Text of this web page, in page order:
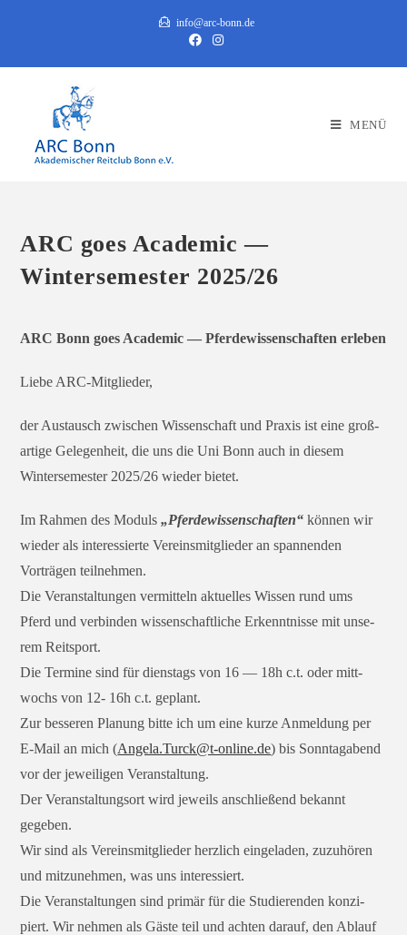
info@arc-bonn.de
MENÜ
ARC goes Academic —
Wintersemester 2025/26
ARC Bonn goes Academic — Pferdewissenschaften erleben
Liebe ARC-Mitglieder,
der Austausch zwi­schen Wissenschaft und Praxis ist eine groß­
ar­ti­ge Gelegenheit, die uns die Uni Bonn auch in die­sem
Wintersemester 2025/26 wie­der bietet.
Im Rahmen des Moduls„Pferdewissenschaften“ kön­nen wir
wie­der als inter­es­sier­te Vereinsmitglieder an span­nen­den
Vorträgen teilnehmen.
Die Veranstaltungen ver­mit­teln aktu­el­les Wissen rund ums
Pferd und ver­bin­den wis­sen­schaft­li­che Erkenntnisse mit unse­
rem Reitsport.
Die Termine sind für diens­tags von 16 — 18h c.t. oder mitt­
wochs von 12- 16h c.t. geplant.
Zur bes­se­ren Planung bit­te ich um eine kur­ze Anmeldung per
E‑Mail an mich (Angela.Turck@t‑online.de) bis Sonntagabend
vor der jewei­li­gen Veranstaltung.
Der Veranstaltungsort wird jeweils anschlie­ßend bekannt
gegeben.
Wir sind als Vereinsmitglieder herz­lich ein­ge­la­den, zuzu­hö­ren
und mit­zu­neh­men, was uns interessiert.
Die Veranstaltungen sind pri­mär für die Studierenden kon­zi­
piert. Wir neh­men als Gäste teil und ach­ten dar­auf, den Ablauf